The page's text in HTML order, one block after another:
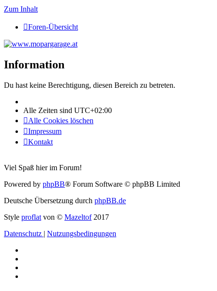
Zum Inhalt
Foren-Übersicht
Information
Du hast keine Berechtigung, diesen Bereich zu betreten.
Alle Zeiten sind UTC+02:00
Alle Cookies löschen
Impressum
Kontakt
Viel Spaß hier im Forum!
Powered by phpBB® Forum Software © phpBB Limited
Deutsche Übersetzung durch phpBB.de
Style proflat von © Mazeltof2017
Datenschutz | Nutzungsbedingungen